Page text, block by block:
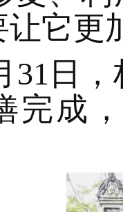
让它更
31日
完成